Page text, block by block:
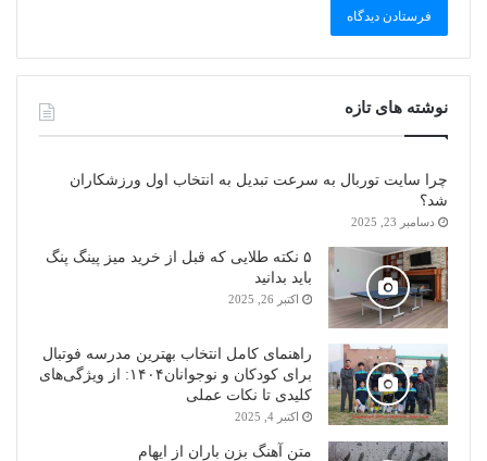
نوشته های تازه
چرا سایت توربال به ‌سرعت تبدیل به انتخاب اول ورزشکاران
شد؟
دسامبر 23, 2025
۵ نکته طلایی که قبل از خرید میز پینگ پنگ
باید بدانید
اکتبر 26, 2025
راهنمای کامل انتخاب بهترین مدرسه فوتبال
برای کودکان و نوجوانان۱۴۰۴: از ویژگی‌های
کلیدی تا نکات عملی
اکتبر 4, 2025
متن آهنگ بزن باران از ایهام